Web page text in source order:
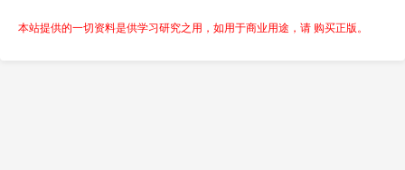
本站提供的一切资料是供学习研究之用，如用于商业用途，请 购买正版。